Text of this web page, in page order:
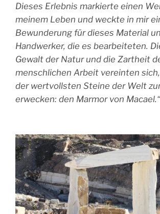
Dieses Erlebnis markierte einen
meinem Leben und weckte in mir
Bewunderung für dieses Material
Handwerker, die es bearbeiteten.
Gewalt der Natur und die Zartheit
menschlichen Arbeit vereinten
der wertvollsten Steine der Welt
erwecken: den Marmor von Macael.“